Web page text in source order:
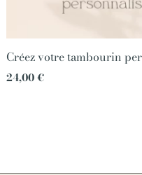
Créez votre tambourin
24,00€